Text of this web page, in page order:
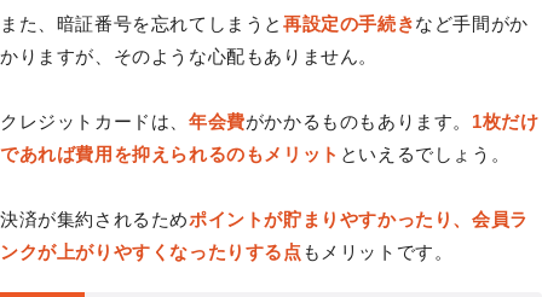
また、暗証番号を忘れてしまうと 再設定の手続きなど手間がか
かりますが、そのような心配もありません。
クレジットカードは、 年会費がかかるものもあります。 1枚だけ
であれば費用を抑えられるのもメリット といえるでしょう。
決済が集約されるためポイントが貯まりやすかったり、会員ラ
ンクが上がりやすくなったりする点 もメリットです。